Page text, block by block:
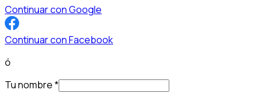
Continuar con Google
Continuar con Facebook
ó
Tu nombre*